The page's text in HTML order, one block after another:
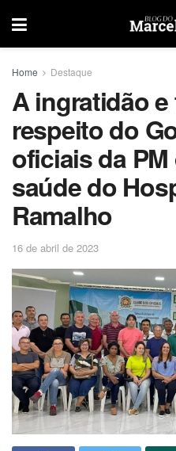
Home Destaque
A ingratidão e
respeito do
oficiais da
saúde do
Ramalho
16 de abril de 2023